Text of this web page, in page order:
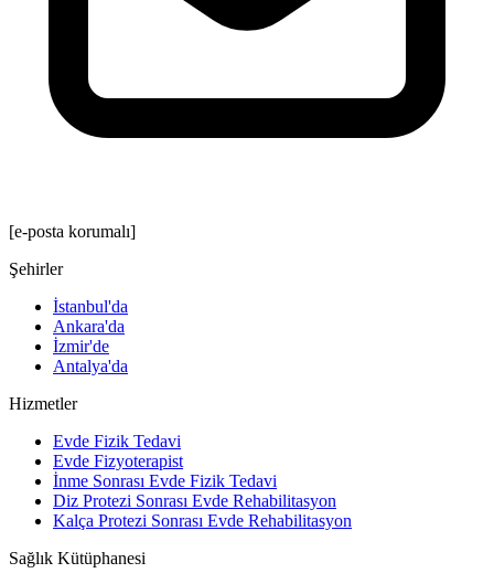
[e-posta korumalı]
Şehirler
İstanbul'da
Ankara'da
İzmir'de
Antalya'da
Hizmetler
Evde Fizik Tedavi
Evde Fizyoterapist
İnme Sonrası Evde Fizik Tedavi
Diz Protezi Sonrası Evde Rehabilitasyon
Kalça Protezi Sonrası Evde Rehabilitasyon
Sağlık Kütüphanesi